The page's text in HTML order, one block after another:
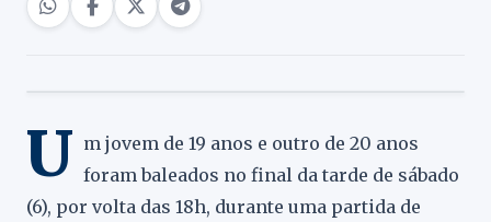
U m jovem de 19 anos e outro de 20 anos
foram baleados no final da tarde de sábado
(6), por volta das 18h, durante uma partida de